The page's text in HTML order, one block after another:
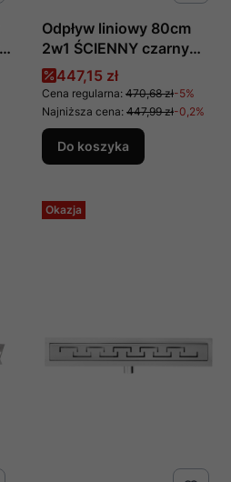
Odpływ liniowy 80cm
2w1 ŚCIENNY czarny
mat Sea - Horse, nr kat.
OL-C01-80-B,
producent Metal - Hurt
Cena promocyjna
447,15 zł
Cena regularna: 470,68 zł-5%
Najniższa cena: 447,99 zł-0,2%
Do koszyka
Okazja